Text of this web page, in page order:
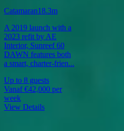
Catamaran18.3m
A 2019 launch with a
2023 refit by AE
Interior, Sunreef 60
DAWN features both
a smart, charter-frien...
Up to 8 guests
Vanaf €42,000 per
week
View Details